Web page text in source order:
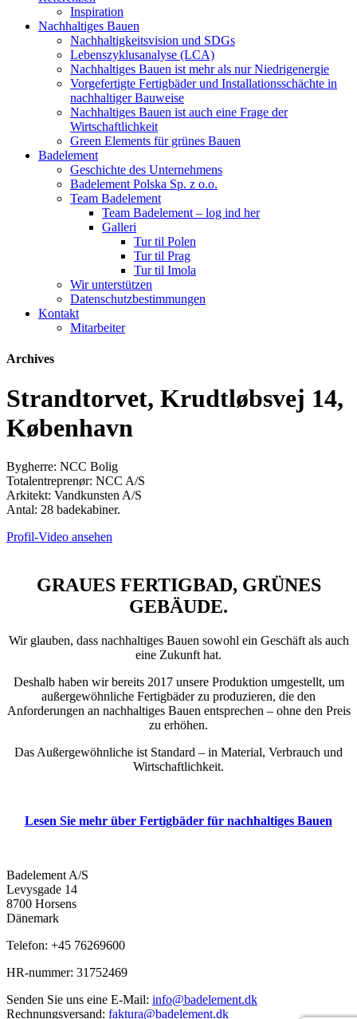
Inspiration
Nachhaltiges Bauen
Nachhaltigkeitsvision und SDGs
Lebenszyklusanalyse (LCA)
Nachhaltiges Bauen ist mehr als nur Niedrigenergie
Vorgefertigte Fertigbäder und Installationsschächte in
nachhaltiger Bauweise
Nachhaltiges Bauen ist auch eine Frage der
Wirtschaftlichkeit
Green Elements für grünes Bauen
Badelement
Geschichte des Unternehmens
Badelement Polska Sp. z o.o.
Team Badelement
Team Badelement – log ind her
Galleri
Tur til Polen
Tur til Prag
Tur til Imola
Wir unterstützen
Datenschutzbestimmungen
Kontakt
Mitarbeiter
Archives
Strandtorvet, Krudtløbsvej 14,
København
Bygherre: NCC Bolig
Totalentreprenør: NCC A/S
Arkitekt: Vandkunsten A/S
Antal: 28 badekabiner.
Profil-Video ansehen
GRAUES FERTIGBAD, GRÜNES
GEBÄUDE.
Wir glauben, dass nachhaltiges Bauen sowohl ein Geschäft als auch
eine Zukunft hat.
Deshalb haben wir bereits 2017 unsere Produktion umgestellt, um
außergewöhnliche Fertigbäder zu produzieren, die den
Anforderungen an nachhaltiges Bauen entsprechen – ohne den Preis
zu erhöhen.
Das Außergewöhnliche ist Standard – in Material, Verbrauch und
Wirtschaftlichkeit.
Lesen Sie mehr über Fertigbäder für nachhaltiges Bauen
Badelement A/S
Levysgade 14
8700 Horsens
Dänemark
Telefon: +45 76269600
HR-nummer: 31752469
Senden Sie uns eine E-Mail: info@badelement.dk
Rechnungsversand: faktura@badelement.dk